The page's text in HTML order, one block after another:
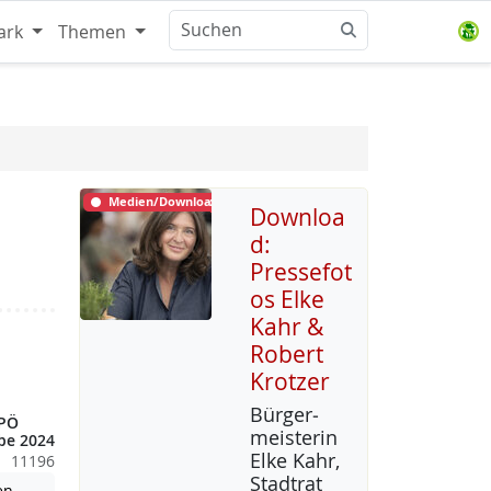
Themen
2024
11196
Medien/Download
Downloa
d:
Pressefot
os Elke
Kahr &
Robert
Krotzer
Bür­ger­
meis­te­rin
El­ke Kahr,
Stadt­rat